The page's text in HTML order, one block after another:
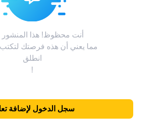
أنت محظوظ! هذا المنشور
مما يعني أن هذه فرصتك لتكتب
انطلق
!
سجل الدخول لإضافة